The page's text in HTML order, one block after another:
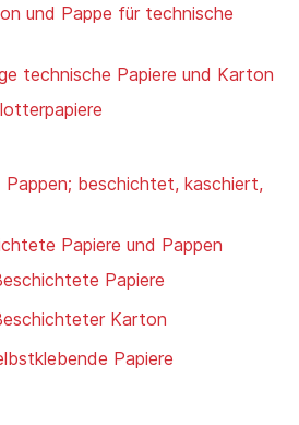
und Pappe für technische
technische Papiere und Karton
Pappen; beschichtet, kaschiert,
Papiere und Pappen
Papiere
Karton
Papiere